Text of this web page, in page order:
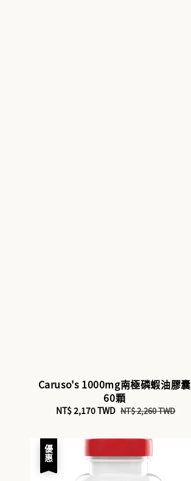
Caruso's 1000mg南極磷蝦油膠囊
60顆
Sale
NT$ 2,170 TWD Regular
NT$ 2,260 TWD
優惠